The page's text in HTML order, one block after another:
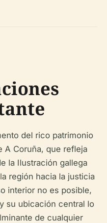
del rico patrimonio
A Coruña, que refleja
la Ilustración gallega
región hacia la justicia
interior no es posible,
su ubicación central lo
de cualquier